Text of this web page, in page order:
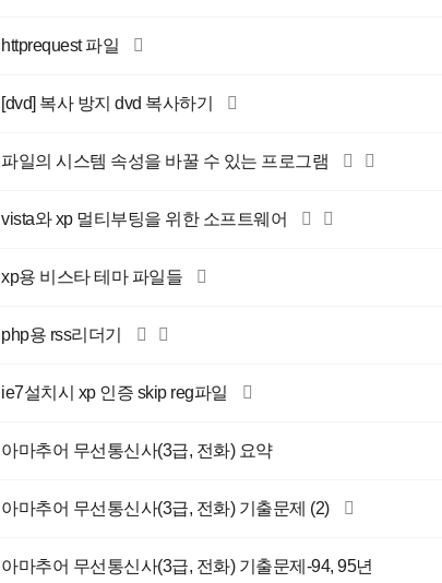
httprequest 파일
[dvd] 복사 방지 dvd 복사하기
파일의 시스템 속성을 바꿀 수 있는 프로그램
vista와 xp 멀티부팅을 위한 소프트웨어
xp용 비스타 테마 파일들
php용 rss리더기
ie7설치시 xp 인증 skip reg파일
아마추어 무선통신사(3급, 전화) 요약
아마추어 무선통신사(3급, 전화) 기출문제 (2)
아마추어 무선통신사(3급, 전화) 기출문제-94, 95년